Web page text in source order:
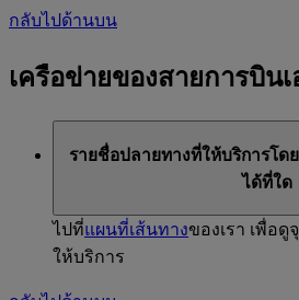
กลับไปด้านบน
เครือข่ายของสายการบิน
รายชื่อปลายทางที่ให้บริการโด
ได้ที่ใด
ไปที่แผนที่เส้นทางของเรา เพื่อดู
ให้บริการ